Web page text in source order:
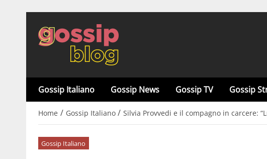
Gossip Italiano Gossip News Gossip TV Gossip
Home / Gossip Italiano / Silvia Provvedi e il compagno in carcere:
Gossip Italiano